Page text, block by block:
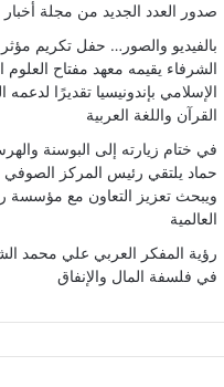
صدور العدد الجديد من مجلة أخبار
بالفيديو والصور… حفل تكريم
الشرفاء يقيمه معهد مفتاح العلوم
الإسلامي بإندونيسيا تقديرًا
القرآن واللغة العربية
في ختام زيارته إلى البوسنة
حماد يلتقي رئيس المركز
ويبحث تعزيز التعاون مع مؤسسة
العالمية
رؤية المفكر العربي علي محمد
في فلسفة المال والإنفاق